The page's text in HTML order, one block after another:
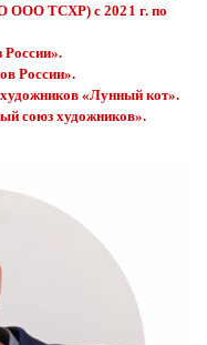
ООО ТСХР) с 202 1 г. по
России».
«Лунный кот».
союз художников».